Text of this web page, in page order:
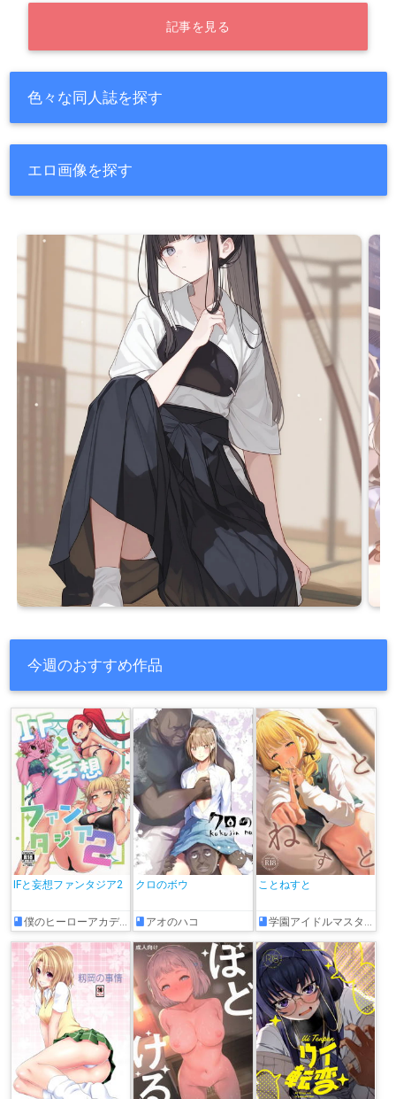
記事を見る
色々な同人誌を探す
エロ画像を探す
今週のおすすめ作品
IFと妄想ファンタジア2
僕のヒーローアカデミア
クロのボウ
アオのハコ
ことねすと
学園アイドルマスター